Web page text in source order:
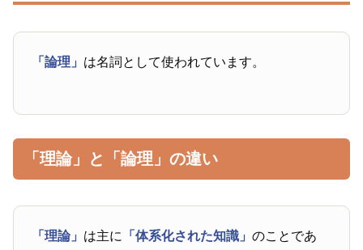
「論理」 は名詞として使われています。
「理論」と「論理」の違い
「理論」 は主に 「体系化された知識」のことであ